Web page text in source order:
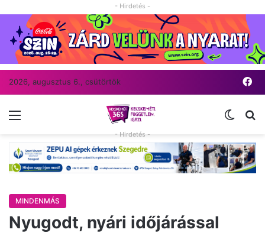
- Hirdetés -
2026, augusztus 6., csütörtök
Menü
- Hirdetés -
MINDENMÁS
Nyugodt, nyári időjárással